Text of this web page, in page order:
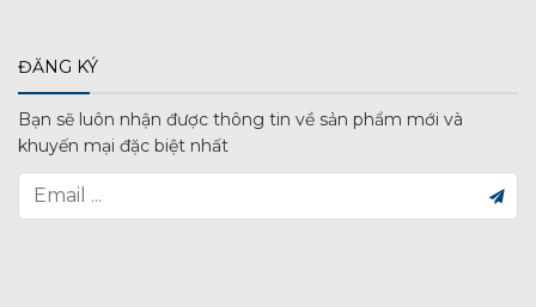
ĐĂNG KÝ
Bạn sẽ luôn nhận được thông tin về sản phẩm mới và
khuyến mại đặc biệt nhất